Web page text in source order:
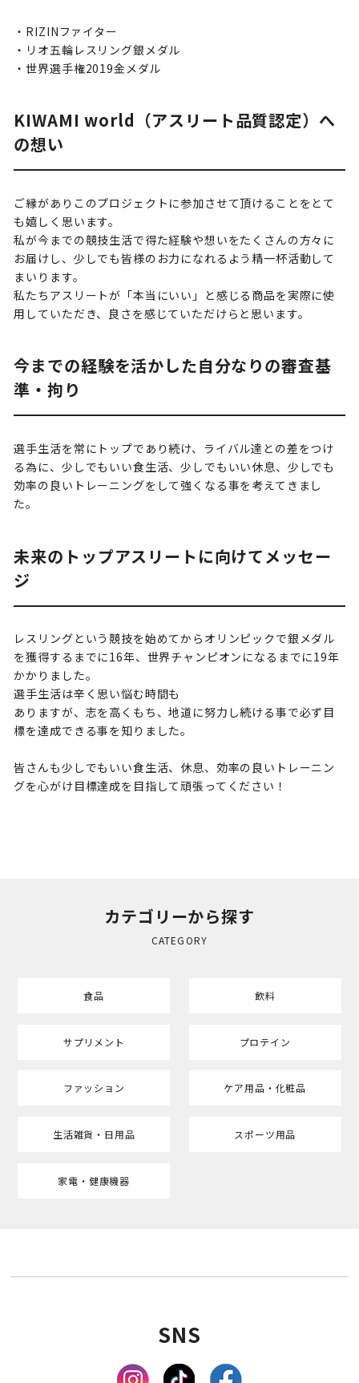
・RIZINファイター
・リオ五輪レスリング銀メダル
・世界選手権2019金メダル
KIWAMI world（アスリート品質認定）へ
の想い
ご縁がありこのプロジェクトに参加させて頂けることをとて
も嬉しく思います。
私が今までの競技生活で得た経験や想いをたくさんの方々に
お届けし、少しでも皆様のお力になれるよう精一杯活動して
まいります。
私たちアスリートが「本当にいい」と感じる商品を実際に使
用していただき、良さを感じていただけらと思います。
今までの経験を活かした自分なりの審査基
準・拘り
選手生活を常にトップであり続け、ライバル達との差をつけ
る為に、少しでもいい食生活、少しでもいい休息、少しでも
効率の良いトレーニングをして強くなる事を考えてきまし
た。
未来のトップアスリートに向けてメッセー
ジ
レスリングという競技を始めてからオリンピックで銀メダル
を獲得するまでに16年、世界チャンピオンになるまでに19年
かかりました。
選手生活は辛く思い悩む時間も
ありますが、志を高くもち、地道に努力し続ける事で必ず目
標を達成できる事を知りました。
皆さんも少しでもいい食生活、休息、効率の良いトレーニン
グを心がけ目標達成を目指して頑張ってください！
カテゴリーから探す
CATEGORY
食品 飲料
サプリメント プロテイン
ファッション ケア用品・化粧品
生活雑貨・日用品 スポーツ用品
家電・健康機器
SNS